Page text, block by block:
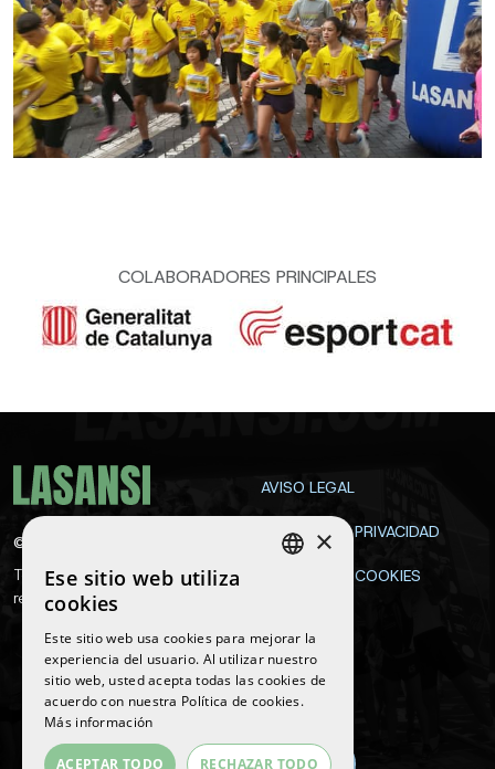
COLABORADORES PRINCIPALES
©
Todos los derechos
reservados
AVISO LEGAL
POLÍTICA DE PRIVACIDAD
POLÍTICA DE COOKIES
Síguenos
CATALAN
×
Ese sitio web utiliza
cookies
Este sitio web usa cookies para mejorar la
experiencia del usuario. Al utilizar nuestro
sitio web, usted acepta todas las cookies de
acuerdo con nuestra Política de cookies.
Más información
ACEPTAR TODO RECHAZAR TODO